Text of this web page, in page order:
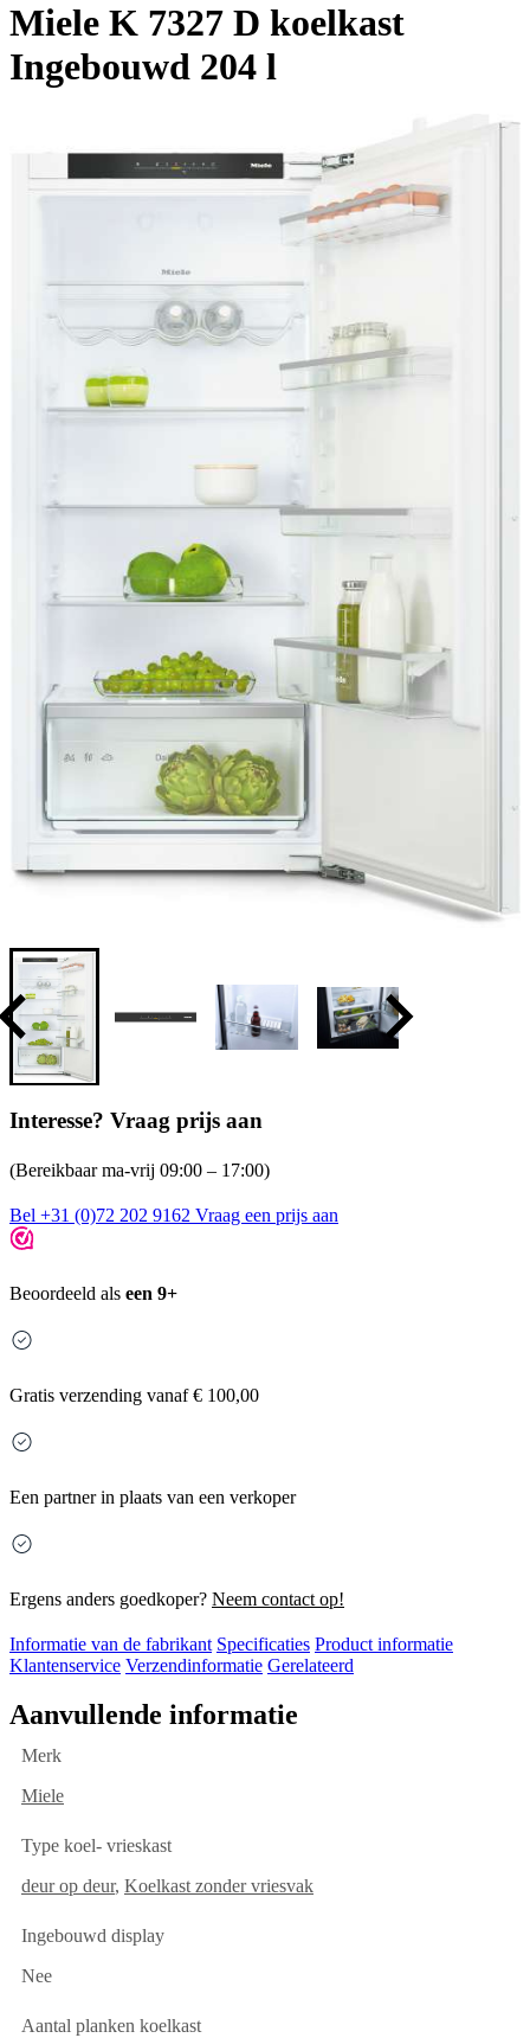
Miele K 7327 D koelkast
Ingebouwd 204 l
Interesse? Vraag prijs aan
(Bereikbaar ma-vrij 09:00 – 17:00)
Bel +31 (0)72 202 9162 Vraag een prijs aan
Beoordeeld als een 9+
Gratis verzending vanaf € 100,00
Een partner in plaats van een verkoper
Ergens anders goedkoper? Neem contact op!
Informatie van de fabrikant Specificaties Product informatie
Klantenservice Verzendinformatie Gerelateerd
Aanvullende informatie
Merk
Miele
Type koel- vrieskast
deur op deur, Koelkast zonder vriesvak
Ingebouwd display
Nee
Aantal planken koelkast